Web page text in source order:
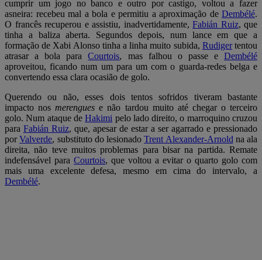
cumprir um jogo no banco e outro por castigo, voltou a fazer
asneira: recebeu mal a bola e permitiu a aproximação de Dembélé.
O francês recuperou e assistiu, inadvertidamente, Fabián Ruiz, que
tinha a baliza aberta. Segundos depois, num lance em que a
formação de Xabi Alonso tinha a linha muito subida, Rudigertentou
atrasar a bola paraCourtois, mas falhou o passe eDembélé
aproveitou, ficando num um para um com o guarda-redes belga e
convertendo essa clara ocasião de golo.
Querendo ou não, esses dois tentos sofridos tiveram bastante
impacto nos merenguese não tardou muito até chegar o terceiro
golo. Num ataque deHakimi pelo lado direito, o marroquino cruzou
para Fabián Ruiz, que, apesar de estar a ser agarrado e pressionado
porValverde, substituto do lesionadoTrent Alexander-Arnold na ala
direita, não teve muitos problemas para bisar na partida. Remate
indefensável para Courtois, que voltou a evitar o quarto golo com
mais uma excelente defesa, mesmo em cima do intervalo, a
Dembélé.